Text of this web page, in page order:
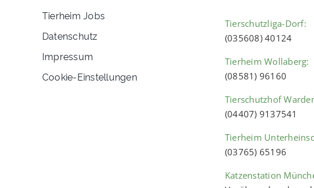
Tierheim Jobs
Datenschutz
Impressum
Cookie-Einstellungen
Tierschutzliga-Dorf:
(035608) 40124
Tierheim Wollaberg:
(08581) 96160
Tierschutzhof
(04407) 9137541
Tierheim
(03765) 65196
Katzenstation